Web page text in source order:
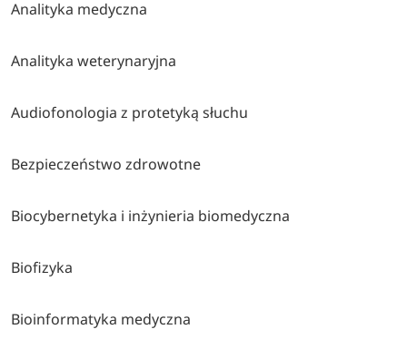
Analityka medyczna
Analityka weterynaryjna
Audiofonologia z protetyką słuchu
Bezpieczeństwo zdrowotne
Biocybernetyka i inżynieria biomedyczna
Biofizyka
Bioinformatyka medyczna